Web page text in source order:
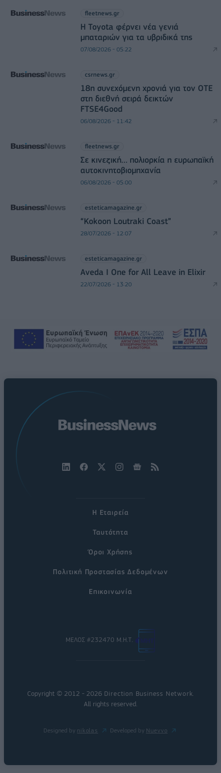
fleetnews.gr
Η Toyota φέρνει νέα γενιά
μπαταριών για τα υβριδικά της
07/08/2026 - 05:22
csrnews.gr
18η συνεχόμενη χρονιά για τον ΟΤΕ
στη διεθνή σειρά δεικτών
FTSE4Good
06/08/2026 - 11:42
fleetnews.gr
Σε κινεζική… πολιορκία η ευρωπαϊκή
αυτοκινητοβιομηχανία
06/08/2026 - 05:00
esteticamagazine.gr
“Kokoon Loutraki Coast”
28/07/2026 - 12:07
esteticamagazine.gr
Aveda I One for All Leave in Elixir
22/07/2026 - 13:20
Η Εταιρεία
Ταυτότητα
Όροι Χρήσης
Πολιτική Προστασίας Δεδομένων
Επικοινωνία
ΜΕΛΟΣ #232470 Μ.Η.Τ.
Copyright © 2012 - 2026 Direction Business Network
All rights reserved.
Designed by nikolas Developed by Nuevvo